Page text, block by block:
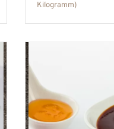
Kilogramm)